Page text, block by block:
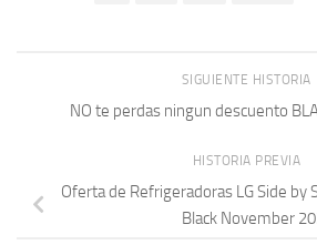
SIGUIENTE HISTORIA
NO te perdas ningun descuento
HISTORIA PREVIA
Oferta de Refrigeradoras LG Side by
Black November